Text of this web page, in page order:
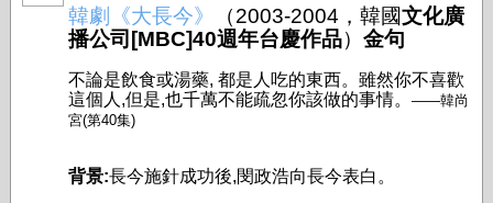
韓劇《大長今》 （2003-2004， 韓國文化廣
播公司[MBC]40週年台慶作品） 金句
不論是飲食或湯藥, 都是人吃的東西。雖然你不喜歡
這個人,但是,也千萬不能疏忽你該做的事情。 ——韓尚
宮(第40集)
背景:長今施針成功後,閔政浩向長今表白。